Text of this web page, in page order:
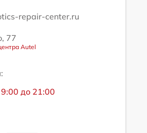
repair-center.ru
77
Autel
до 21:00